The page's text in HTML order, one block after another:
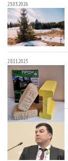
23.03.2026
28.11.2025
28.11.2025